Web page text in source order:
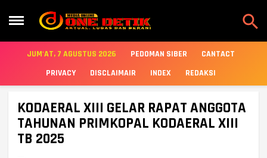

JUM'AT, 7 AGUSTUS 2026 PEDOMAN SIBER
CANTACT
PRIVACY
DISCLAIMAIR INDEX REDAKSI
KODAERAL XIII GELAR RAPAT ANGGOTA
TAHUNAN PRIMKOPAL KODAERAL XIII
TB 2025